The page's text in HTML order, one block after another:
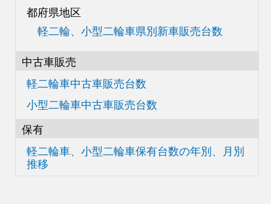
都府県地区
軽二輪、小型二輪車県別新車販売台数
中古車販売
軽二輪車中古車販売台数
小型二輪車中古車販売台数
保有
軽二輪車、小型二輪車保有台数の年別、月別
推移